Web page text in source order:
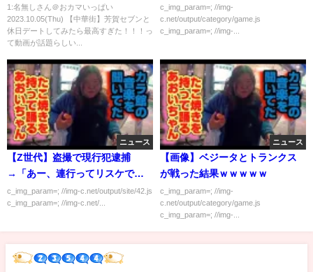
た！！！
1:名無しさん＠おカマいっぱい
2023.10.05(Thu) 【中華街】芳賀セブンと
休日デートしてみたら最高すぎた！！！っ
て動画が話題らしい...
c_img_param=; //img-
c.net/output/category/game.js
c_img_param=; //img-...
ニュース
【Z世代】盗撮で現行犯逮捕
→「あー、連行ってリスケでき
ます？」
c_img_param=; //img-c.net/output/site/42.js
c_img_param=; //img-c.net/...
ニュース
【画像】ベジータとトランクス
が戦った結果ｗｗｗｗｗ
c_img_param=; //img-
c.net/output/category/game.js
c_img_param=; //img-...